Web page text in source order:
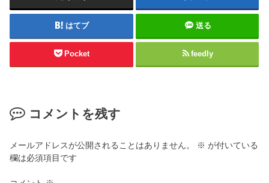
はてブ 送る
Pocket feedly
コメントを残す
メールアドレスが公開されることはありません。 ※ が付いている
欄は必須項目です